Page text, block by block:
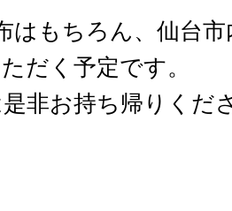
はもちろん、仙台
だく予定です。
非お持ち帰りくだ